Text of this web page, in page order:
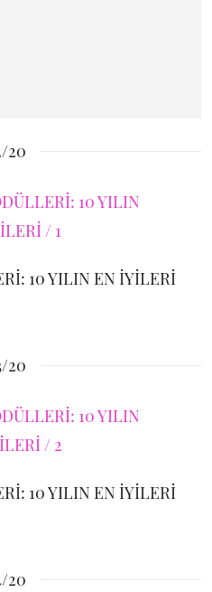
20
10 YILIN EN İYİLERİ
20
10 YILIN EN İYİLERİ
20